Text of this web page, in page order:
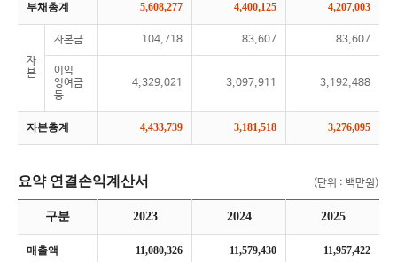
부채총계 5,608,277 4,400,125 4,207,003
자
본
자본금 104,718 83,607 83,607
이익
잉여금
등
4,329,021 3,097,911 3,192,488
자본총계 4,433,739 3,181,518 3,276,095
요약 연결손익계산서 (단위 : 백만원)
구분 2023 2024 2025
매출액 11,080,326 11,579,430 11,957,422